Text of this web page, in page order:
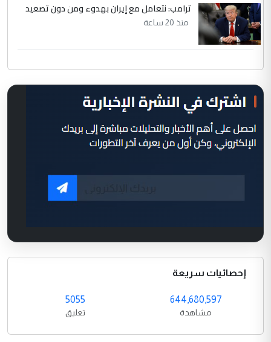
ترامب: نتعامل مع إيران بهدوء ومن دون تصعيد
منذ 20 ساعة
إحصائيات سريعة
644,680,597
مشاهدة
5055
تعليق